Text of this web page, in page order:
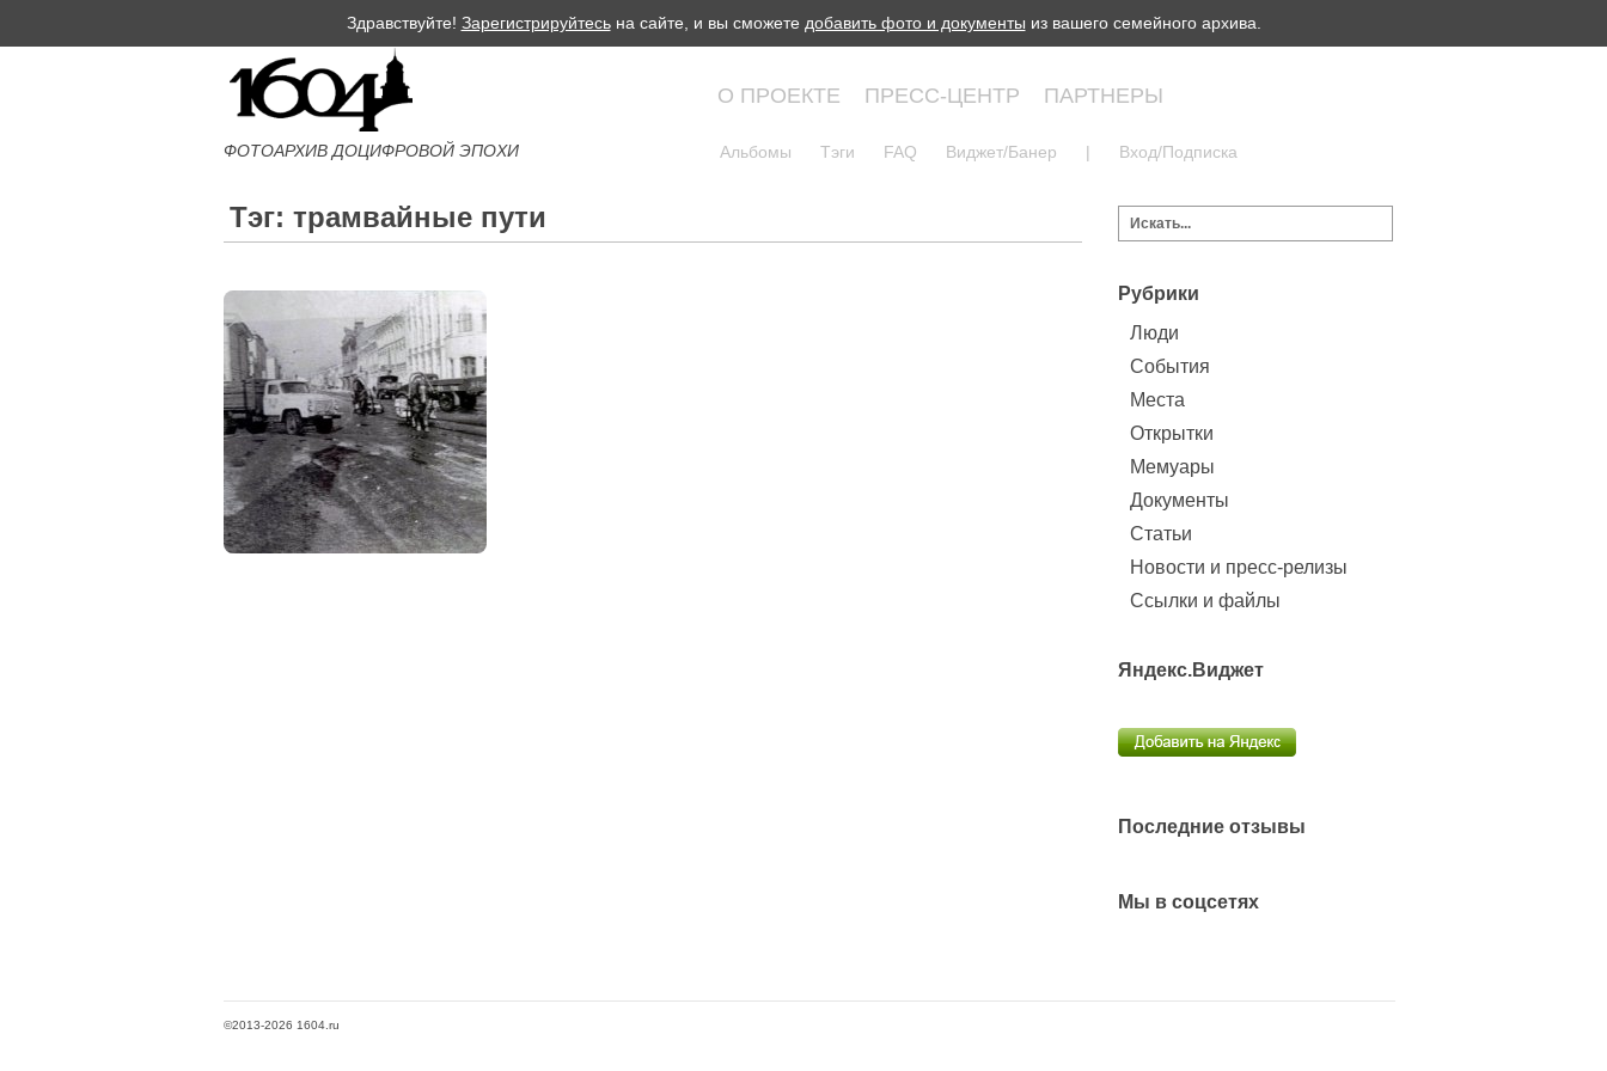
Здравствуйте! Зарегистрируйтесьна сайте, и вы сможете добавить фото и документы из вашего семейного архива.
ФОТОАРХИВ ДОЦИФРОВОЙ ЭПОХИ
О ПРОЕКТЕ ПРЕСС-ЦЕНТР ПАРТНЕРЫ
Альбомы Тэги FAQ Виджет/Банер | Вход/Подписка
Тэг: трамвайные пути
Рубрики
Люди
События
Места
Открытки
Мемуары
Документы
Статьи
Новости и пресс-релизы
Ссылки и файлы
Яндекс.Виджет
Последние отзывы
Мы в соцсетях
©2013-2026 1604.ru